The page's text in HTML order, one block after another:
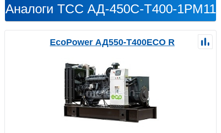
Аналоги ТСС АД-450С-Т400-1РМ11
EcoPower АД550-T400ECO R